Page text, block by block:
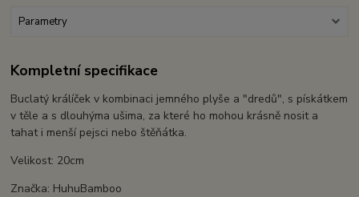
Parametry
Kompletní specifikace
Buclatý králíček v kombinaci jemného plyše a "dredů", s pískátkem
v těle a s dlouhýma ušima, za které ho mohou krásně nosit a
tahat i menší pejsci nebo štěňátka.
Velikost: 20cm
Značka: HuhuBamboo